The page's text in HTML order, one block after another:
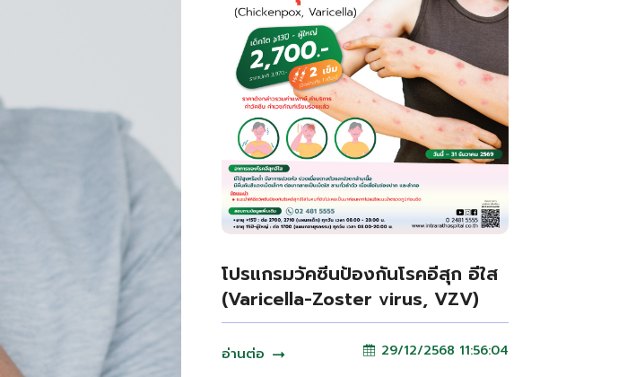
โปรแกรมวัคซีนป้องกันโรคอีสุก อีใส
(Varicella-Zoster virus, VZV)
อ่านต่อ 29/12/2568 11:56:04